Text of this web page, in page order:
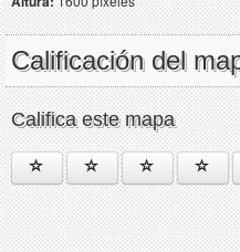
Calificación del
Califica este mapa